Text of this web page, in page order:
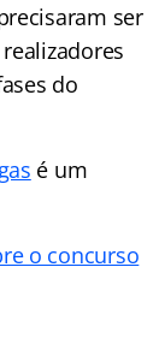
ser
do
é um
o concurso